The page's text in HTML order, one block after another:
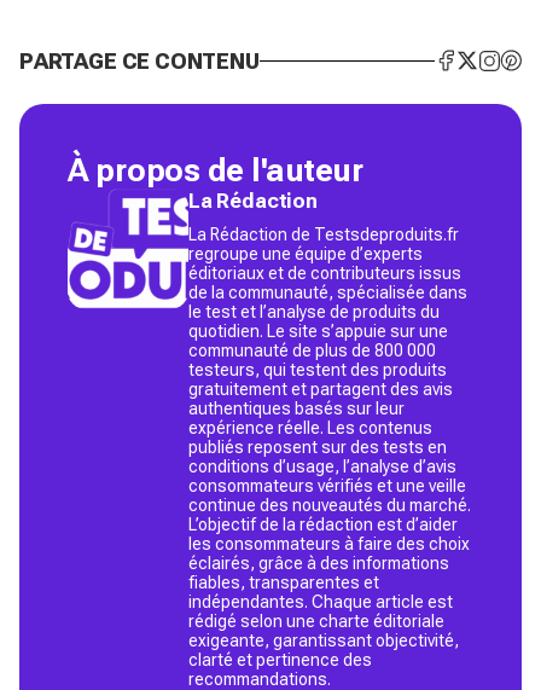
PARTAGE CE CONTENU
À propos de l'auteur
La Rédaction
La Rédaction de Testsdeproduits.fr
regroupe une équipe d’experts
éditoriaux et de contributeurs issus
de la communauté, spécialisée dans
le test et l’analyse de produits du
quotidien. Le site s’appuie sur une
communauté de plus de 800 000
testeurs, qui testent des produits
gratuitement et partagent des avis
authentiques basés sur leur
expérience réelle. Les contenus
publiés reposent sur des tests en
conditions d’usage, l’analyse d’avis
consommateurs vérifiés et une veille
continue des nouveautés du marché.
L’objectif de la rédaction est d’aider
les consommateurs à faire des choix
éclairés, grâce à des informations
fiables, transparentes et
indépendantes. Chaque article est
rédigé selon une charte éditoriale
exigeante, garantissant objectivité,
clarté et pertinence des
recommandations.